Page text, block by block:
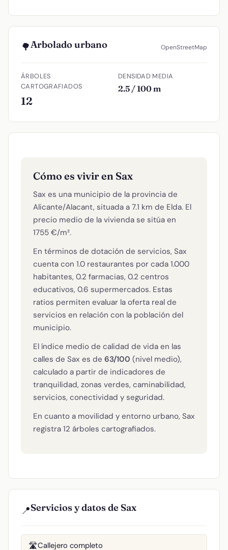
🌳Arbolado urbano OpenStreetMap
ÁRBOLES
CARTOGRAFIADOS
12
DENSIDAD MEDIA
2.5 / 100 m
Cómo es vivir en Sax
Sax es una municipio de la provincia de
Alicante/Alacant, situada a 7.1 km de Elda. El
precio medio de la vivienda se sitúa en
1755 €/m².
En términos de dotación de servicios, Sax
cuenta con 1.0 restaurantes por cada 1.000
habitantes, 0.2 farmacias, 0.2 centros
educativos, 0.6 supermercados. Estas
ratios permiten evaluar la oferta real de
servicios en relación con la población del
municipio.
El índice medio de calidad de vida en las
calles de Sax es de 63/100 (nivel medio),
calculado a partir de indicadores de
tranquilidad, zonas verdes, caminabilidad,
servicios, conectividad y seguridad.
En cuanto a movilidad y entorno urbano, Sax
registra 12 árboles cartografiados.
📍Servicios y datos de Sax
🛣️Callejero completo